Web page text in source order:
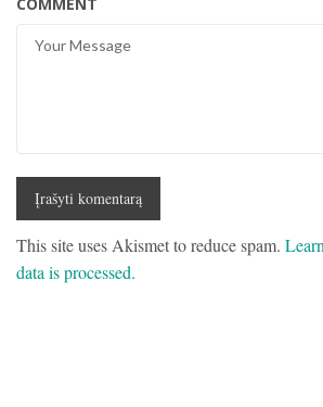
This site uses Akismet to reduce spam.
data is processed.